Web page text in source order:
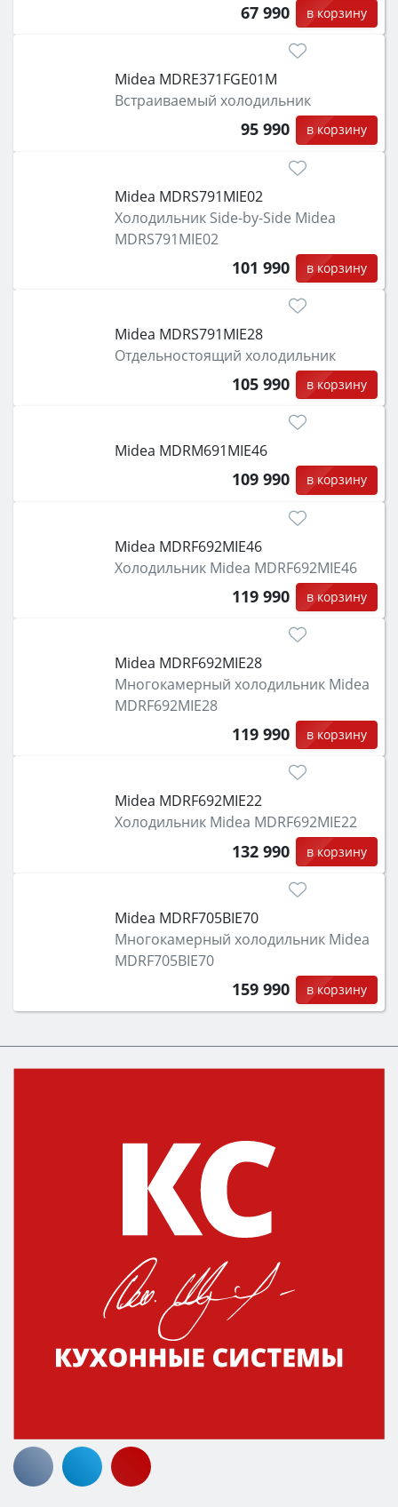
67 990 в корзину
Midea MDRE371FGE01M
Встраиваемый холодильник
95 990 в корзину
Midea MDRS791MIE02
Холодильник Side-by-Side Midea
MDRS791MIE02
101 990 в корзину
Midea MDRS791MIE28
Отдельностоящий холодильник
105 990 в корзину
Midea MDRM691MIE46
109 990 в корзину
Midea MDRF692MIE46
Холодильник Midea MDRF692MIE46
119 990 в корзину
Midea MDRF692MIE28
Многокамерный холодильник Midea
MDRF692MIE28
119 990 в корзину
Midea MDRF692MIE22
Холодильник Midea MDRF692MIE22
132 990 в корзину
Midea MDRF705BIE70
Многокамерный холодильник Midea
MDRF705BIE70
159 990 в корзину